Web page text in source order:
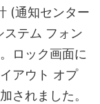
(通知センター
テム フォン
ロック画面に
アウト オプ
されました。